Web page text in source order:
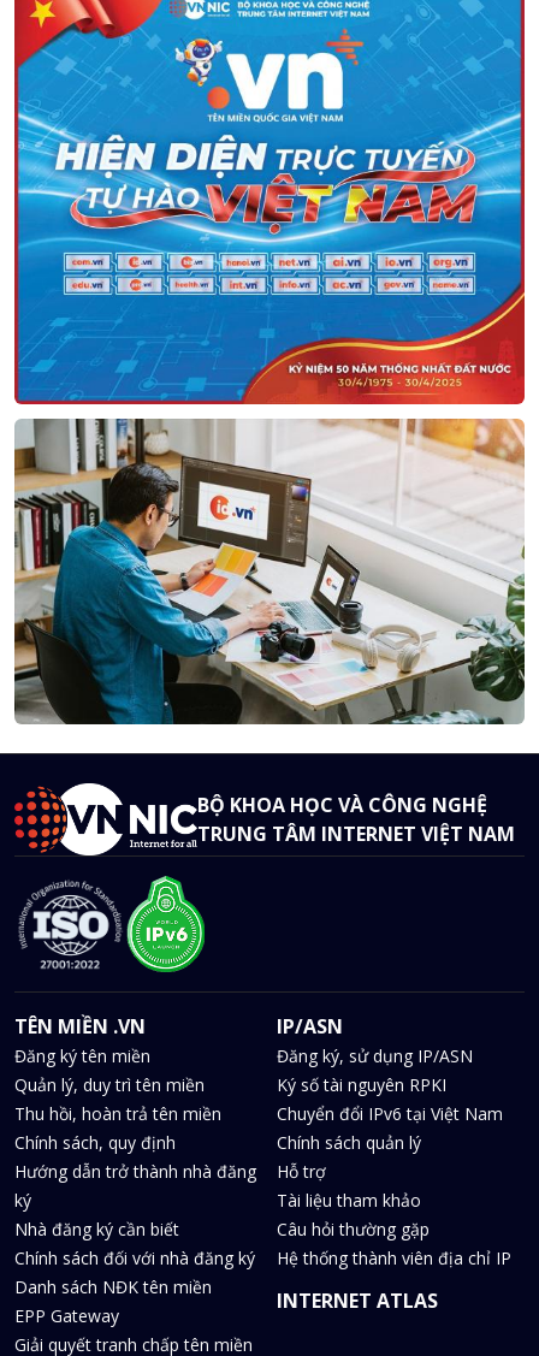
BỘ KHOA HỌC VÀ CÔNG NGHỆ
TRUNG TÂM INTERNET VIỆT NAM
TÊN MIỀN .VN
Đăng ký tên miền
Quản lý, duy trì tên miền
Thu hồi, hoàn trả tên miền
Chính sách, quy định
Hướng dẫn trở thành nhà đăng
ký
Nhà đăng ký cần biết
Chính sách đối với nhà đăng ký
Danh sách NĐK tên miền
EPP Gateway
Giải quyết tranh chấp tên miền
IP/ASN
Đăng ký, sử dụng IP/ASN
Ký số tài nguyên RPKI
Chuyển đổi IPv6 tại Việt Nam
Chính sách quản lý
Hỗ trợ
Tài liệu tham khảo
Câu hỏi thường gặp
Hệ thống thành viên địa chỉ IP
INTERNET ATLAS